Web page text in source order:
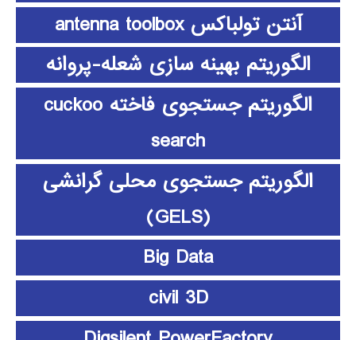
آنتن تولباکس antenna toolbox
الگوریتم بهینه سازی شعله-پروانه
الگوریتم جستجوی فاخته cuckoo
search
الگوریتم جستجوی محلی گرانشی
(GELS)
Big Data
civil 3D